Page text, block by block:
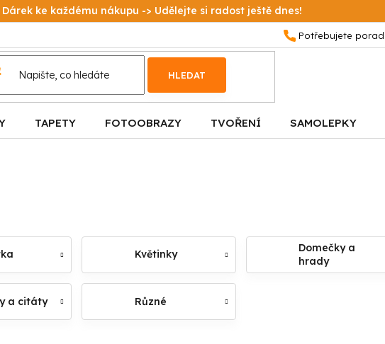
Dárek ke každému nákupu -> Udělejte si radost ještě dnes!
HLEDAT
TAPETY FOTOOBRAZY TVOŘENÍ SAMOLEPKY
Květinky
Domečky a
hrady
a citáty Různé